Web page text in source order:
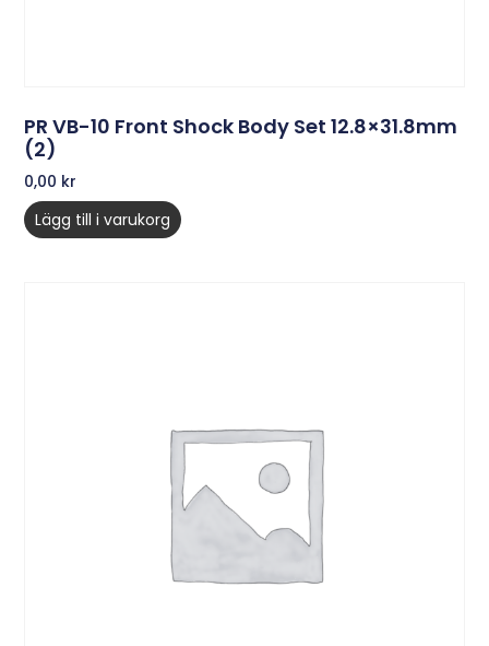
PR VB-10 Front Shock Body Set 12.8×31.8mm
(2)
0,00 kr
Lägg till i varukorg